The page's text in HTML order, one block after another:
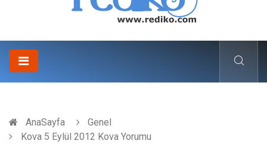
AnaSayfa
Genel
Kova 5 Eylül 2012 Kova Yorumu